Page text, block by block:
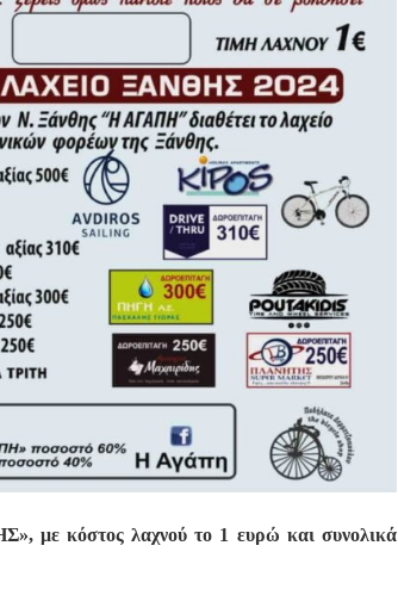
με κόστος λαχνού το 1 ευρώ και συνολικά